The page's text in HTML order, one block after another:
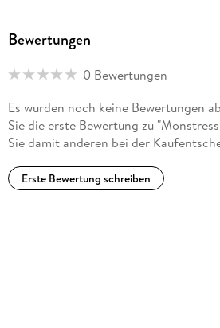
Bewertungen
0 Bewertungen
Es wurden noch keine Bewertungen
Sie die erste Bewertung zu
Sie damit anderen bei der
Erste Bewertung schreiben